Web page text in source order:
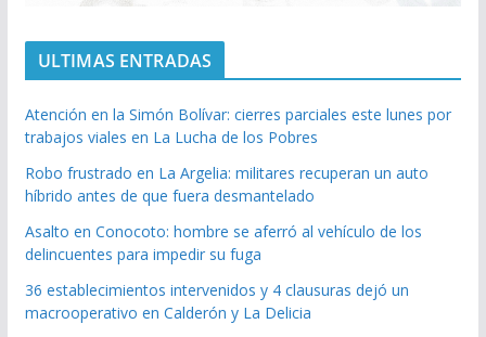
ULTIMAS ENTRADAS
Atención en la Simón Bolívar: cierres parciales este lunes por
trabajos viales en La Lucha de los Pobres
Robo frustrado en La Argelia: militares recuperan un auto
híbrido antes de que fuera desmantelado
Asalto en Conocoto: hombre se aferró al vehículo de los
delincuentes para impedir su fuga
36 establecimientos intervenidos y 4 clausuras dejó un
macrooperativo en Calderón y La Delicia